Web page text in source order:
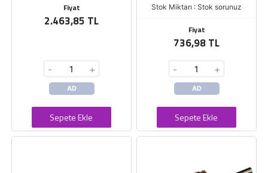
Fiyat
2.463,85 TL
- +
AD
Sepete Ekle
Stok Miktarı : Stok sorunuz
Fiyat
736,98 TL
- +
AD
Sepete Ekle